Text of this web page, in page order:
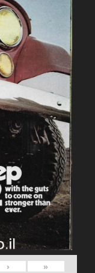
«
‹